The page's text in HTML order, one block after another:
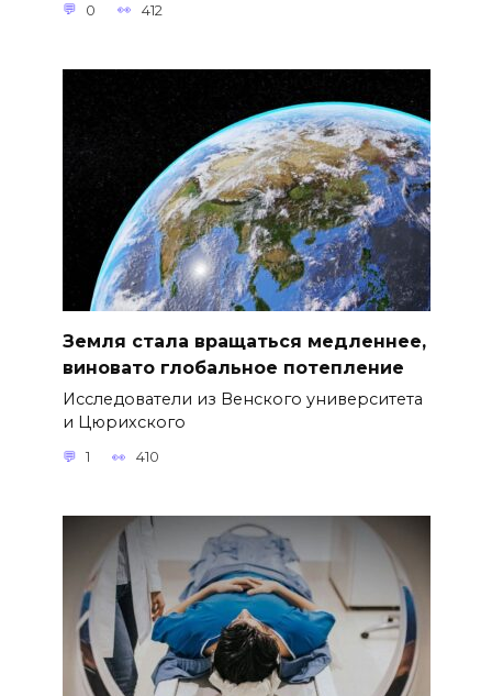
0 412
Земля стала вращаться медленнее,
виновато глобальное потепление
Исследователи из Венского университета
и Цюрихского
1 410